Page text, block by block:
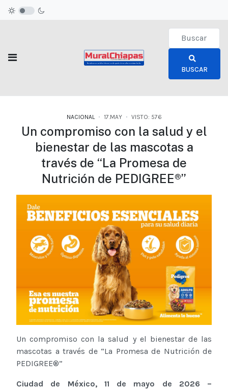
Type 2 or
BUSCAR
NACIONAL 17.MAY VISTO: 576
Un compromiso con la salud y el
bienestar de las mascotas a
través de “La Promesa de
Nutrición de PEDIGREE®”
Un compromiso con la salud y el bienestar de las
mascotas a través de “La Promesa de Nutrición de
PEDIGREE®”
Ciudad de México, 11 de mayo de 2026 –